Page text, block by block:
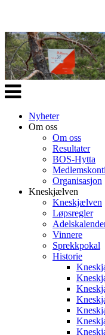
Veksle
navigasjon
Nyheter
Om oss
Om oss
Resultater
BOS-Hytta
Organisasjon
Kneskjælven
Kneskjælven
Løpsregler
Vinnere
Sprekkpokal
Historie